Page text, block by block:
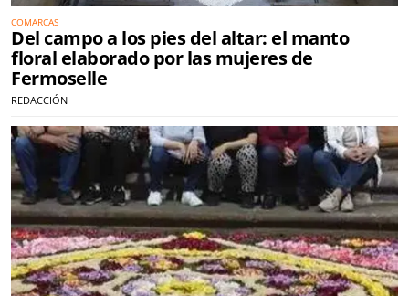
COMARCAS
Del campo a los pies del altar: el manto
floral elaborado por las mujeres de
Fermoselle
REDACCIÓN